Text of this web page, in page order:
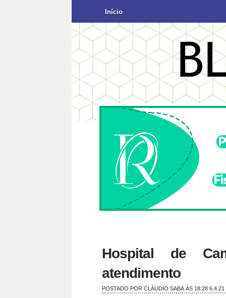
Início
Hospital de
atendimento
POSTADO POR CLÁUDIO SABÁ ÀS 18:28 6.4.21